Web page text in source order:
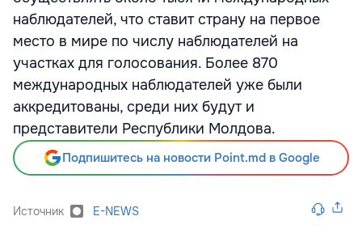
наблюдателей, что ставит страну на первое
место в мире по числу наблюдателей на
участках для голосования. Более 870
международных наблюдателей уже были
аккредитованы, среди них будут и
представители Республики Молдова.
Подпишитесь на новости Point.md в Google
Источник E-NEWS